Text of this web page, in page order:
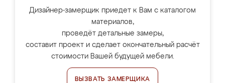
Дизайнер-замерщик приедет к Вам с каталогом
материалов,
проведёт детальные замеры,
составит проект и сделает окончательный расчёт
стоимости Вашей будущей мебели.
ВЫЗВАТЬ ЗАМЕРЩИКА